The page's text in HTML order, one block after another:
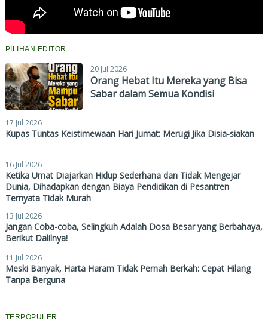
PILIHAN EDITOR
20 Jul 2026
Orang Hebat Itu Mereka yang Bisa
Sabar dalam Semua Kondisi
17 Jul 2026
Kupas Tuntas Keistimewaan Hari Jumat: Merugi Jika Disia-siakan
16 Jul 2026
Ketika Umat Diajarkan Hidup Sederhana dan Tidak Mengejar
Dunia, Dihadapkan dengan Biaya Pendidikan di Pesantren
Ternyata Tidak Murah
13 Jul 2026
Jangan Coba-coba, Selingkuh Adalah Dosa Besar yang Berbahaya,
Berikut Dalilnya!
11 Jul 2026
Meski Banyak, Harta Haram Tidak Pernah Berkah: Cepat Hilang
Tanpa Berguna
TERPOPULER